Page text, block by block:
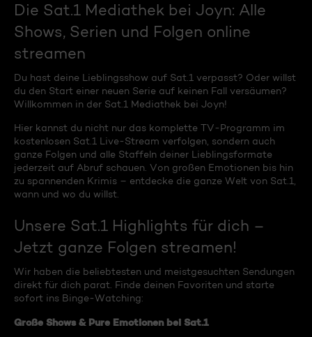
Die Sat.1 Mediathek bei Joyn: Alle
Shows, Serien und Folgen online
streamen
Du hast deine Lieblingsshow auf Sat.1 verpasst? Oder willst
du den Start einer neuen Serie auf keinen Fall versäumen?
Willkommen in der Sat.1 Mediathek bei Joyn!
Hier kannst du nicht nur das komplette TV-Programm im
kostenlosen Sat.1 Live-Stream verfolgen, sondern auch
ganze Folgen und alle Staffeln deiner Lieblingsformate
jederzeit auf Abruf schauen. Von großen Emotionen bis hin
zu spannenden Krimis – entdecke die ganze Welt von Sat.1,
wann und wo du willst.
Unsere Sat.1 Highlights für dich –
Jetzt ganze Folgen streamen!
Wir haben die beliebtesten und meistgesuchten Sendungen
direkt für dich parat. Finde deinen Favoriten und starte
sofort ins Binge-Watching:
Große Shows & Pure Emotionen bei Sat.1